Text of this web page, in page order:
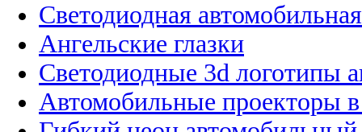
Светодиодная
Ангельские глазки
Светодиодные 3d логотипы
Автомобильные проекторы